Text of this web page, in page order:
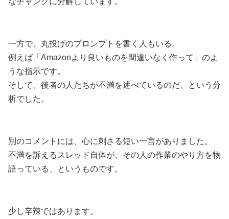
一方で、丸投げのプロンプトを書く人もいる。
例えば「Amazonより良いものを間違いなく作って」のよ
うな指示です。
そして、後者の人たちが不満を述べているのだ、という分
析でした。
別のコメントには、心に刺さる短い一言がありました。
不満を訴えるスレッド自体が、その人の作業のやり方を物
語っている、というものです。
少し辛辣ではあります。